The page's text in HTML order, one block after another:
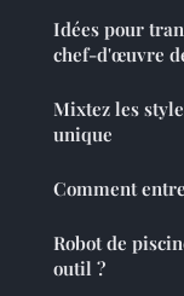
Idées pour
chef-d'œuvre
Mixtez les
unique
Comment
Robot de
outil ?